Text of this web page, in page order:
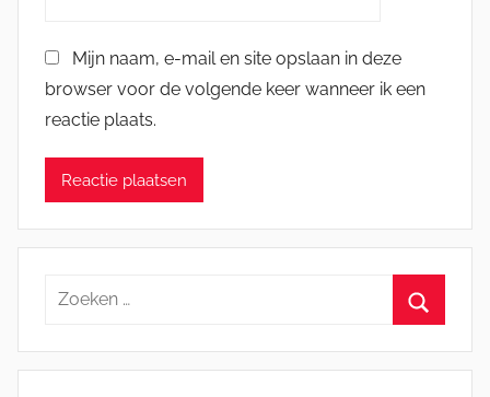
Mijn naam, e-mail en site opslaan in deze
browser voor de volgende keer wanneer ik een
reactie plaats.
Zoeken